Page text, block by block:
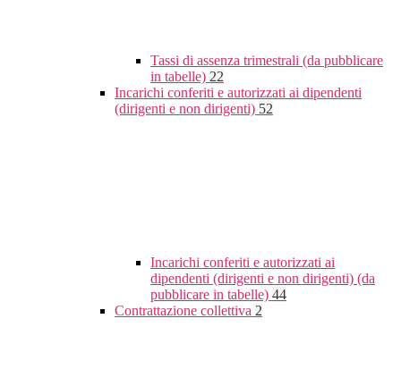
Tassi di assenza trimestrali (da pubblicare
in tabelle) 22
Incarichi conferiti e autorizzati ai dipendenti
(dirigenti e non dirigenti) 52
Incarichi conferiti e autorizzati ai
dipendenti (dirigenti e non dirigenti) (da
pubblicare in tabelle) 44
Contrattazione collettiva 2